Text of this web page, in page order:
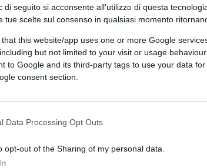
di seguito si acconsente all'utilizzo di questa
tue scelte sul consenso in qualsiasi momento
that this website/app uses one or more Google
but not limited to your visit or usage
to Google and its third-party tags to use your data
consent section.
Data Processing Opt Outs
opt-out of the Sharing of my personal data.
CLICCA QUI